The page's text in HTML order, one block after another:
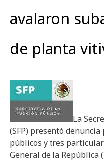
avalaron
de planta
La
(SFP) presentó
públicos y tres
General de la República